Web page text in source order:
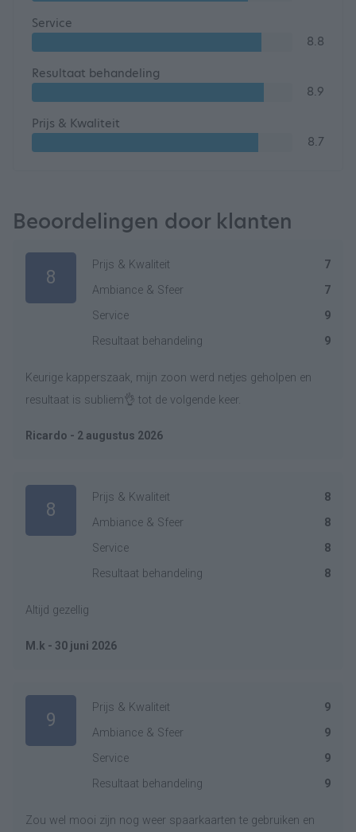
Service
8.8
Resultaat behandeling
8.9
Prijs & Kwaliteit
8.7
Beoordelingen door klanten
8
Prijs & Kwaliteit
7
Ambiance & Sfeer
7
Service
9
Resultaat behandeling
9
Keurige kapperszaak, mijn zoon werd netjes geholpen en
resultaat is subliem👌 tot de volgende keer.
Ricardo - 2 augustus 2026
8
Prijs & Kwaliteit
8
Ambiance & Sfeer
8
Service
8
Resultaat behandeling
8
Altijd gezellig
M.k - 30 juni 2026
9
Prijs & Kwaliteit
9
Ambiance & Sfeer
9
Service
9
Resultaat behandeling
9
Zou wel mooi zijn nog weer spaarkaarten te gebruiken en